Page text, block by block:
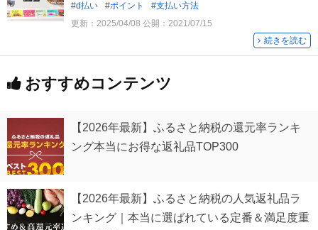
d払い ポイント
支払い方法
更新： 2025/04/08 公開： 2021/07/15
続きを読む
おすすめコンテンツ
【2026年最新】ふるさと納税の還元率ランキ
ング本当にお得な返礼品TOP300
【2026年最新】ふるさと納税の人気返礼品ラ
ンキング｜本当に選ばれている定番＆満足度重